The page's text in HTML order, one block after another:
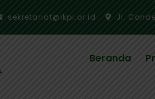
sekretariat@ikpi.or.id Jl.
Beranda